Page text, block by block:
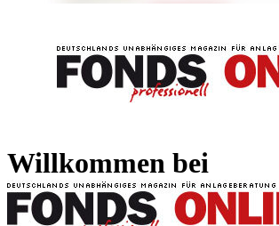
Willkommen bei